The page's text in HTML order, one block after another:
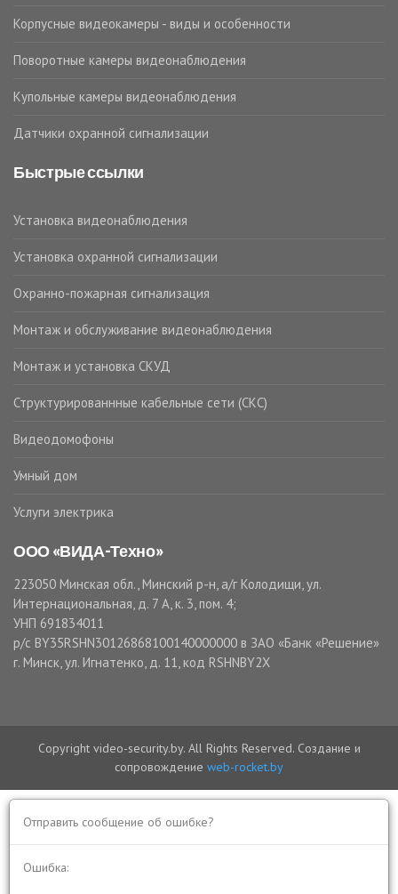
Корпусные видеокамеры - виды и особенности
Поворотные камеры видеонаблюдения
Купольные камеры видеонаблюдения
Датчики охранной сигнализации
Быстрые ссылки
Установка видеонаблюдения
Установка охранной сигнализации
Охранно-пожарная сигнализация
Монтаж и обслуживание видеонаблюдения
Монтаж и установка СКУД
Структурированнные кабельные сети (СКС)
Видеодомофоны
Умный дом
Услуги электрика
ООО «ВИДА-Техно»
223050 Минская обл., Минский р-н, а/г Колодищи, ул.
Интернациональная, д. 7 А, к. 3, пом. 4;
УНП 691834011
р/с BY35RSHN30126868100140000000 в ЗАО «Банк «Решение»
г. Минск, ул. Игнатенко, д. 11, код RSHNBY2X
Copyright video-security.by. All Rights Reserved. Создание и
сопровождение web-rocket.by
Отправить сообщение об ошибке?
Ошибка: